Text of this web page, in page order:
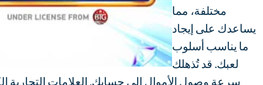
مختلفة، مما
يساعدك على إيجاد
ما يناسب أسلوب
لعبك. قد تُذهلك
سرعة وصول الأموال إلى حسابك. العلامات التجارية